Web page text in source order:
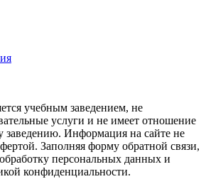
учебным заведением, не
услуги и не имеет отношение
заведению. Информация на сайте не
Заполняя форму обратной связи,
персональных данных и
конфиденциальности.